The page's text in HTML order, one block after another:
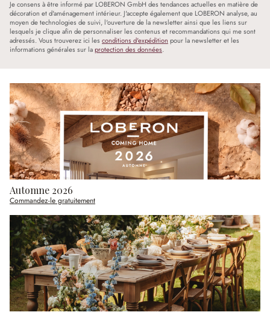
Je consens à être informé par LOBERON GmbH des tendances actuelles en matière de
décoration et d'aménagement intérieur. J'accepte également que LOBERON analyse, au
moyen de technologies de suivi, l'ouverture de la newsletter ainsi que les liens sur
lesquels je clique afin de personnaliser les contenus et recommandations qui me sont
adressés. Vous trouverez ici les conditions d'expédition pour la newsletter et les
informations générales sur laprotection des données.
Automne 2026
Commandez-le gratuitement